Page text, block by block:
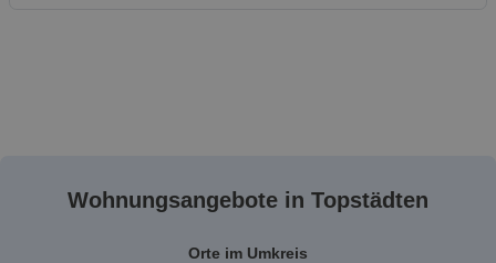
Wohnungsangebote in Topstädten
Orte im Umkreis